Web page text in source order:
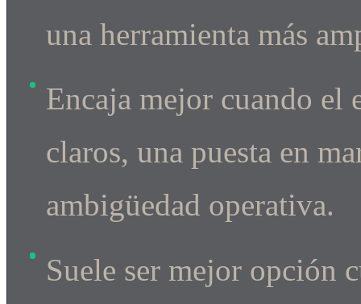
una herramienta más
Encaja mejor cuando el
claros, una puesta en
ambigüedad operativa.
Suele ser mejor opción